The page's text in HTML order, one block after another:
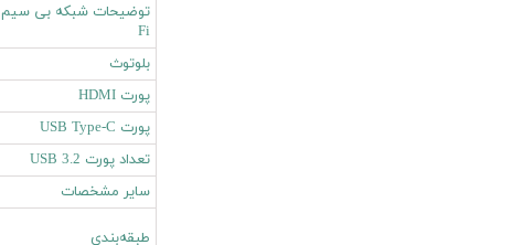
Fi
بلوتوث
پورت HDMI
پورت USB Type-C
تعداد پورت USB 3.2
سایر مشخصات
طبقه‌بندی